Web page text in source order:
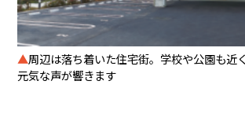
▲周辺は落ち着いた住宅街。学校や公園も近
元気な声が響きます